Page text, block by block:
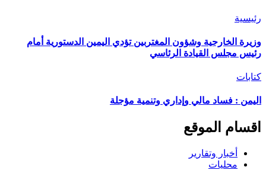
رئيسية
وزيرة الخارجية وشؤون المغتربين تؤدي اليمين الدستورية أمام
رئيس مجلس القيادة الرئاسي
كتابات
اليمن : فساد مالي وإداري وتنمية مؤجلة
اقسام الموقع
أخبار وتقارير
محليات